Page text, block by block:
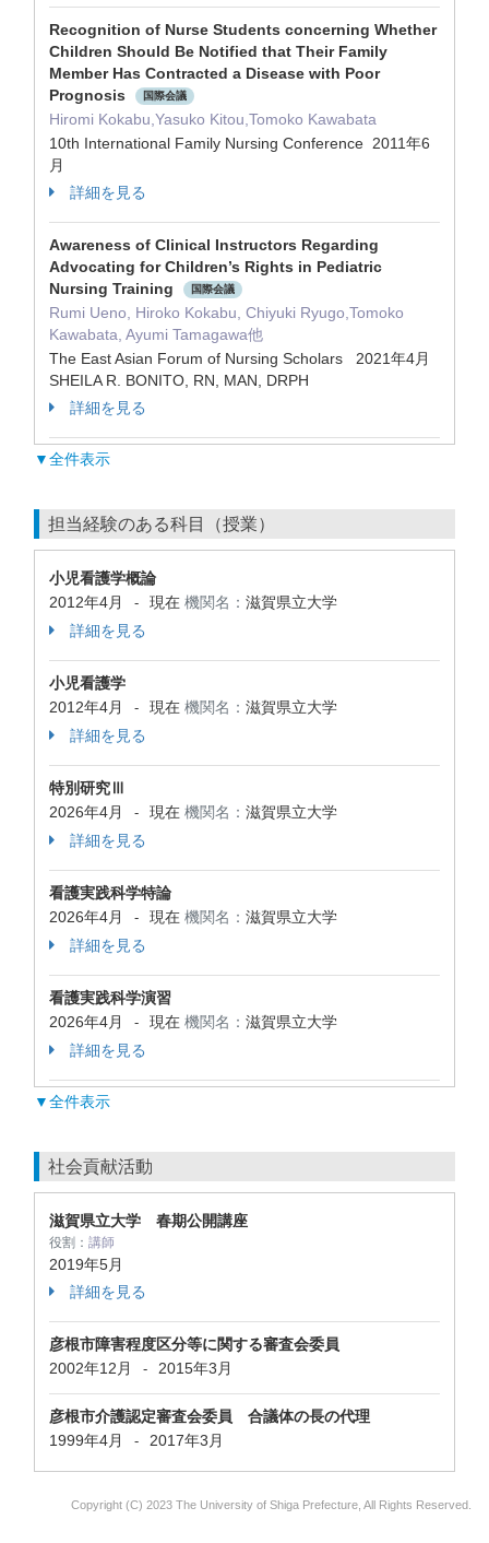
Recognition of Nurse Students concerning Whether
Children Should Be Notified that Their Family
Member Has Contracted a Disease with Poor
Prognosis
国際会議
Hiromi Kokabu,Yasuko Kitou,Tomoko Kawabata
10th International Family Nursing Conference 2011年6
月
詳細を見る
Awareness of Clinical Instructors Regarding
Advocating for Children’s Rights in Pediatric
Nursing Training
国際会議
Rumi Ueno, Hiroko Kokabu, Chiyuki Ryugo,Tomoko
Kawabata, Ayumi Tamagawa他
The East Asian Forum of Nursing Scholars 2021年4月
SHEILA R. BONITO, RN, MAN, DRPH
詳細を見る
▼全件表示
担当経験のある科目（授業）
小児看護学概論
2012年4月
- 現在 機関名： 滋賀県立大学
詳細を見る
小児看護学
2012年4月
- 現在 機関名： 滋賀県立大学
詳細を見る
特別研究Ⅲ
2026年4月
- 現在 機関名： 滋賀県立大学
詳細を見る
看護実践科学特論
2026年4月
- 現在 機関名： 滋賀県立大学
詳細を見る
看護実践科学演習
2026年4月
- 現在 機関名： 滋賀県立大学
詳細を見る
▼全件表示
社会貢献活動
滋賀県立大学 春期公開講座
役割： 講師
2019年5月
詳細を見る
彦根市障害程度区分等に関する審査会委員
2002年12月
- 2015年3月
彦根市介護認定審査会委員 合議体の長の代理
1999年4月
- 2017年3月
Copyright (C) 2023 The University of Shiga Prefecture, All Rights Reserved.